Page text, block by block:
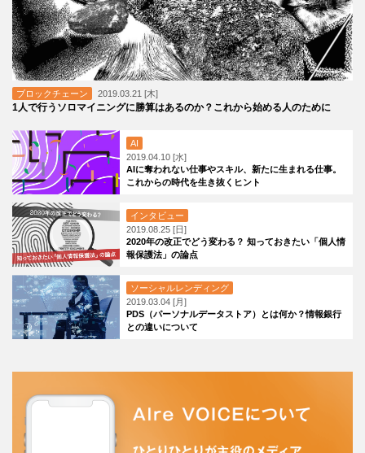
ブロックチェーン 2019.03.21 [木]
1人で行うソロマイニングに勝算はあるのか？これから始める人のために
AI
2019.04.10 [水]
AIに奪われない仕事やスキル、新たに生まれる仕事。
これからの時代を生き抜くヒント
インタビュー
2019.08.25 [日]
2020年の改正でどう変わる？ 知っておきたい「個人情
報保護法」の論点
ソーシャルレンディング
2019.03.04 [月]
PDS（パーソナルデータストア）とは何か？情報銀行
との違いについて